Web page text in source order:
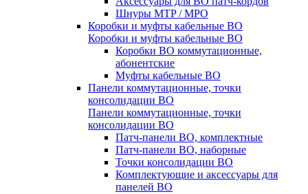
Шнуры MTP / MPO
Коробки и муфты кабельные ВО
Коробки и муфты кабельные ВО
Коробки ВО коммутационные,
абонентские
Муфты кабельные ВО
Панели коммутационные, точки
консолидации ВО
Панели коммутационные, точки
консолидации ВО
Патч-панели ВО, комплектные
Патч-панели ВО, наборные
Точки консолидации ВО
Комплектующие и аксессуары для
панелей ВО